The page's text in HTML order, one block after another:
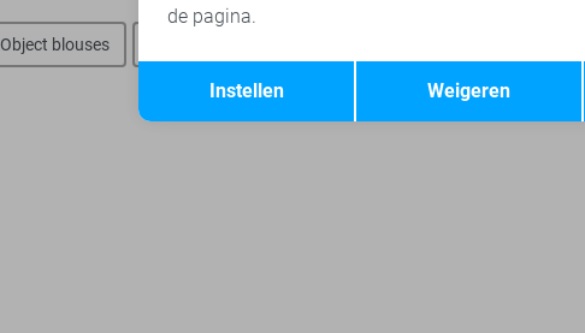
Object blouses
Terug
de pagina.
Weigeren
Instellen